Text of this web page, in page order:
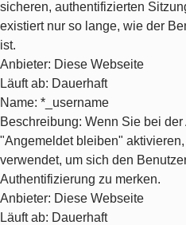
sicheren, authentifizierten
existiert nur so lange, wie der
ist.
Anbieter: Diese Webseite
Läuft ab: Dauerhaft
Name: *_username
Beschreibung: Wenn Sie bei
"Angemeldet bleiben"
verwendet, um sich den
Authentifizierung zu merken.
Anbieter: Diese Webseite
Läuft ab: Dauerhaft